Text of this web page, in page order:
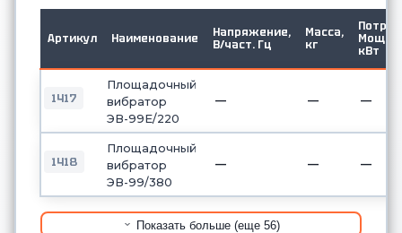
Артикул Наименование
Напряжение,
В/част. Гц
Масса,
кг
Потр.
Мощ.
кВт
1417
Площадочный
вибратор
ЭВ-99Е/220
— — —
1418
Площадочный
вибратор
ЭВ-99/380
— — —
Показать больше (еще 56)